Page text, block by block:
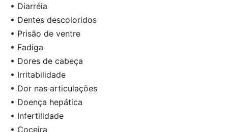
• Diarréia
• Dentes descoloridos
• Prisão de ventre
• Fadiga
• Dores de cabeça
• Irritabilidade
• Dor nas articulações
• Doença hepática
• Infertilidade
• Coceira